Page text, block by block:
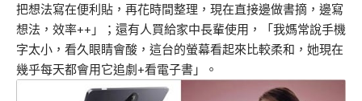
把想法寫在便利貼，再花時間整理，現在直接邊做書摘，邊寫
想法，效率++」；還有人買給家中長輩使用，「我媽常說手機
字太小，看久眼睛會酸，這台的螢幕看起來比較柔和，她現在
幾乎每天都會用它追劇+看電子書」。